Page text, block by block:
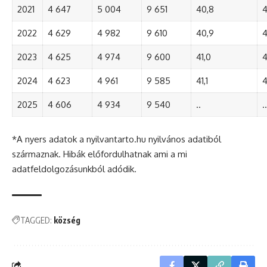
2021 4 647 5 004 9 651 40,8
2022 4 629 4 982 9 610 40,9
2023 4 625 4 974 9 600 41,0
2024 4 623 4 961 9 585 41,1
2025 4 606 4 934 9 540 .. ..
*A nyers adatok a nyilvantarto.hu nyilvános adatiból
származnak. Hibák előfordulhatnak ami a mi
adatfeldolgozásunkból adódik.
TAGGED: község